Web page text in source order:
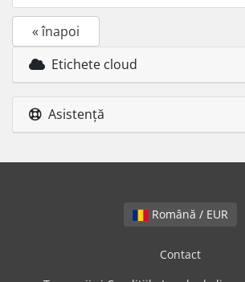
« înapoi
Etichete cloud
Asistență
Română / EUR
Contact